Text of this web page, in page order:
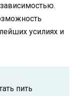
усилиях и
пить